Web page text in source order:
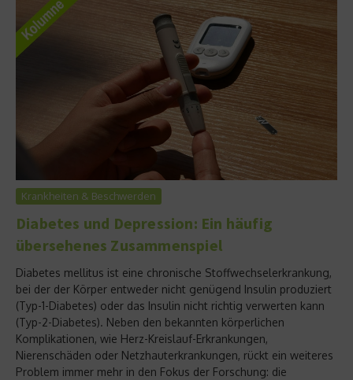
Krankheiten & Beschwerden
Diabetes und Depression: Ein häufig
übersehenes Zusammenspiel
Diabetes mellitus ist eine chronische Stoffwechselerkrankung,
bei der der Körper entweder nicht genügend Insulin produziert
(Typ-1-Diabetes) oder das Insulin nicht richtig verwerten kann
(Typ-2-Diabetes). Neben den bekannten körperlichen
Komplikationen, wie Herz-Kreislauf-Erkrankungen,
Nierenschäden oder Netzhauterkrankungen, rückt ein weiteres
Problem immer mehr in den Fokus der Forschung: die